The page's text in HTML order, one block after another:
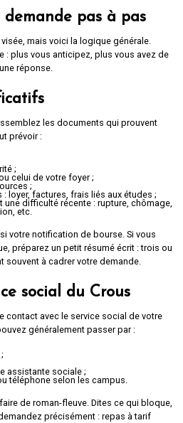
pas à pas
mais voici la logique générale.
: plus vous anticipez, plus vous avez de
réponse.
les documents qui prouvent
prévoir :
;
celui de votre foyer ;
;
loyer, factures, frais liés aux études ;
difficulté récente : rupture, chômage,
etc.
votre notification de bourse. Si vous
préparez un petit résumé écrit : trois ou
souvent à cadrer votre demande.
social du Crous
contact avec le service social de votre
généralement passer par :
assistante sociale ;
téléphone selon les campus.
de roman-fleuve. Dites ce qui bloque,
précisément : repas à tarif